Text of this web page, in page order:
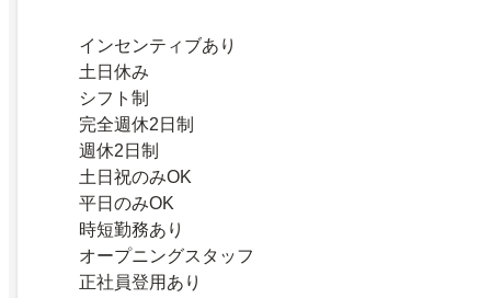
インセンティブあり
土日休み
シフト制
完全週休2日制
週休2日制
土日祝のみOK
平日のみOK
時短勤務あり
オープニングスタッフ
正社員登用あり